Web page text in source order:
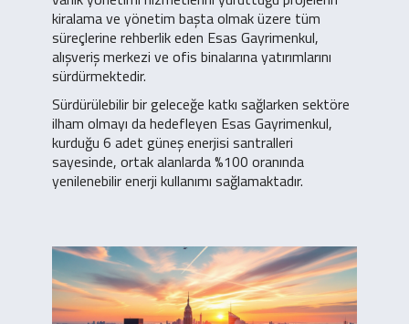
kiralama ve yönetim başta olmak üzere tüm
süreçlerine rehberlik eden Esas Gayrimenkul,
alışveriş merkezi ve ofis binalarına yatırımlarını
sürdürmektedir.
Sürdürülebilir bir geleceğe katkı sağlarken sektöre
ilham olmayı da hedefleyen Esas Gayrimenkul,
kurduğu 6 adet güneş enerjisi santralleri
sayesinde, ortak alanlarda %100 oranında
yenilenebilir enerji kullanımı sağlamaktadır.